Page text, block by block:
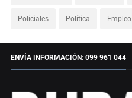
Policiales Política Empleo
ENVÍA INFORMACIÓN: 099 961 044